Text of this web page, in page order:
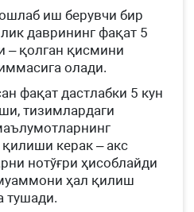
иш берувчи бир
даврининг фақат 5
– қолган қисмини
олади.
фақат дастлабки 5 кун
тизимлардаги
қилиши керак – акс
нотўғри ҳисоблайди
ҳал қилиш
тушади.